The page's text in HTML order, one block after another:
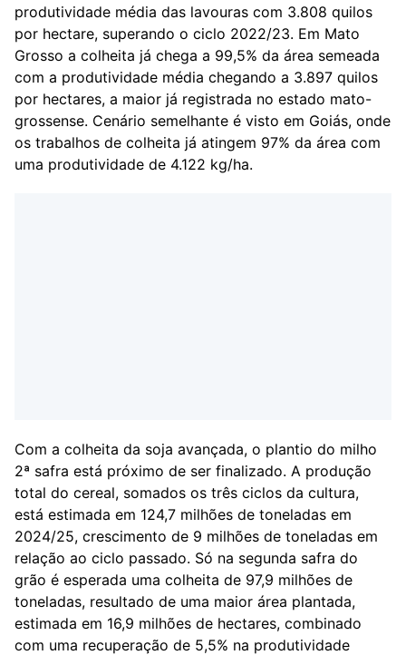
produtividade média das lavouras com 3.808 quilos
por hectare, superando o ciclo 2022/23. Em Mato
Grosso a colheita já chega a 99,5% da área semeada
com a produtividade média chegando a 3.897 quilos
por hectares, a maior já registrada no estado mato-
grossense. Cenário semelhante é visto em Goiás, onde
os trabalhos de colheita já atingem 97% da área com
uma produtividade de 4.122 kg/ha.
Com a colheita da soja avançada, o plantio do milho
2ª safra está próximo de ser finalizado. A produção
total do cereal, somados os três ciclos da cultura,
está estimada em 124,7 milhões de toneladas em
2024/25, crescimento de 9 milhões de toneladas em
relação ao ciclo passado. Só na segunda safra do
grão é esperada uma colheita de 97,9 milhões de
toneladas, resultado de uma maior área plantada,
estimada em 16,9 milhões de hectares, combinado
com uma recuperação de 5,5% na produtividade